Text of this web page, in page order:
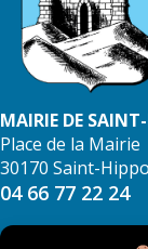
MAIRIE DE
Place de la Mairie
30170 Saint-
04 66 77 22 24